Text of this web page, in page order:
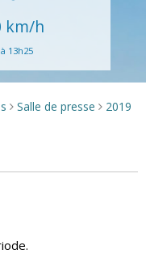
km/h
13h25
> Salle de presse > 2019